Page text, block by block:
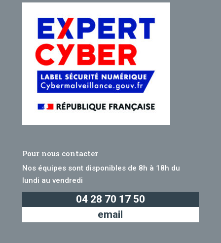
Pour nous contacter
Nos équipes sont disponibles de 8h à 18h du
lundi au vendredi
04 28 70 17 50
email